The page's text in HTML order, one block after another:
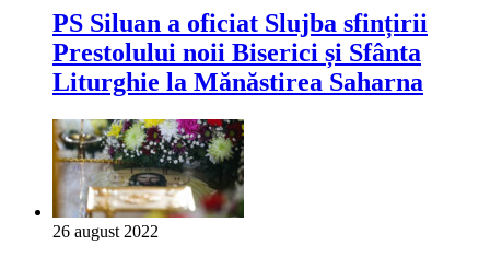
PS Siluan a oficiat Slujba sfințirii
Prestolului noii Biserici și Sfânta
Liturghie la Mănăstirea Saharna
26 august 2022